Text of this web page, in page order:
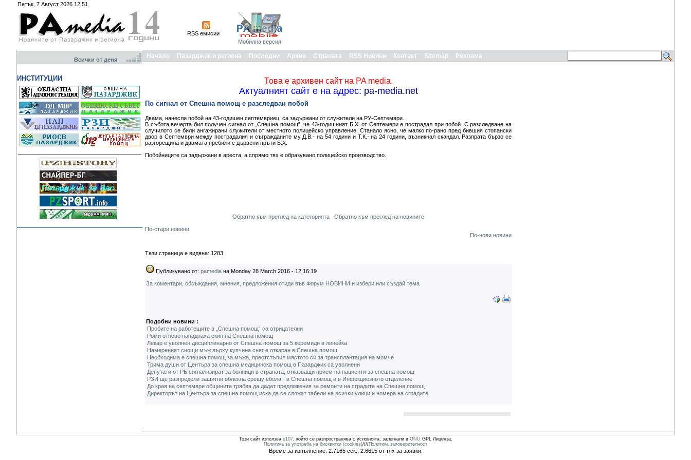
Петък, 7 Август 2026 12:51
RSS емисии
Мобилна версия
Всички от деня
ИНСТИТУЦИИ
Начало Пазарджик и региона Последни Архив Страната RSS Новини Контакт Sitemap Реклама
Това е архивен сайт на PA media.
Актуалният сайт е на адрес: pa-media.net
По сигнал от Спешна помощ е разследван побой
Двама, нанесли побой на 43-годишен септемвриец, са задържани от служители на РУ-Септември.
В събота вечерта бил получен сигнал от „Спешна помощ”, че 43-годишният Б.Х. от Септември е пострадал при побой. С разследване на
случилото се били ангажирани служители от местното полицейско управление. Станало ясно, че малко по-рано пред бившия стопански
двор в Септември между пострадалия и съгражданите му Д.В.- на 54 години и Т.К.- на 24 години, възникнал скандал. Разпрата бързо се
разгорещила и двамата пребили с дървени пръти Б.Х.
Побойниците са задържани в ареста, а спрямо тях е образувано полицейско производство.
Обратно към преглед на категорията
Обратно към преглед на новините
По-стари новини
По-нови новини
Тази страница е видяна: 1283
Публикувано от: pamedia на Monday 28 March 2016 - 12:16:19
За коментари, обсъждания, мнения, предложения отиди във Форум НОВИНИ и избери или създай тема
Подобни новини :
Пробите на работещите в „Спешна помощ“ са отрицателни
Роми отново нападнаха екип на Спешна помощ
Лекар е уволнен дисциплинарно от Спешна помощ за 5 керемиди в линейка
Намереният снощи мъж върху купчина сняг е откаран в Спешна помощ
Необходима е спешна помощ за мъжа, преотстъпил мястото си за трансплантация на момче
Трима души от Центъра за спешна медицинска помощ в Пазарджик са уволнени
Депутати от РБ сигнализират за болници в страната, отказващи прием на пациенти за спешна помощ
РЗИ ще разпредели защитни облекла срещу ебола - в Спешна помощ и в Инфекциозното отделение
До края на септември общините трябва да дадат предложения за ремонти на сградите на Спешна помощ
Директорът на Центъра за спешна помощ иска да се сложат табели на всички улици и номера на сградите
Този сайт използва e107, който се разпространява с условията, залегнали в GNU GPL Лиценза.
Политика за употреба на бисквитки (cookies)////Политика заповерителност
Време за изпълнение: 2.7165 сек., 2.6615 от тях за заявки.